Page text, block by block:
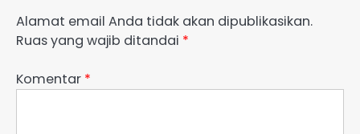
Alamat email Anda tidak akan dipublikasikan.
Ruas yang wajib ditandai *
Komentar *